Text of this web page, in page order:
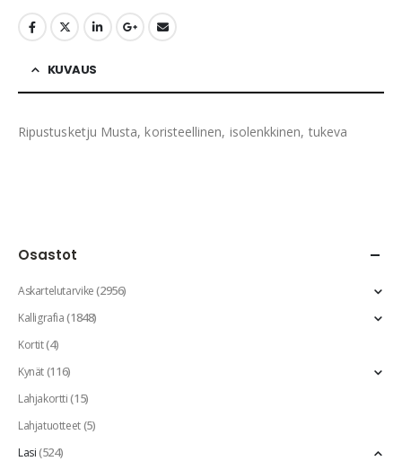
KUVAUS
Ripustusketju Musta, koristeellinen, isolenkkinen, tukeva
Osastot
Askartelutarvike(2956)
Kalligrafia(1848)
Kortit(4)
Kynät(116)
Lahjakortti(15)
Lahjatuotteet(5)
Lasi(524)